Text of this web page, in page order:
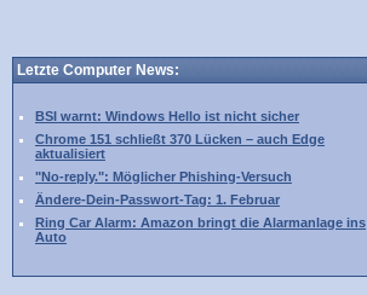
Letzte Computer News:
BSI warnt: Windows Hello ist nicht sicher
Chrome 151 schließt 370 Lücken – auch Edge
aktualisiert
"No-reply.": Möglicher Phishing-Versuch
Ändere-Dein-Passwort-Tag: 1. Februar
Ring Car Alarm: Amazon bringt die Alarmanlage ins
Auto